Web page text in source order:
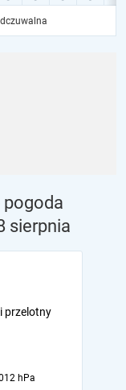
pogoda
sierpnia
przelotny
hPa